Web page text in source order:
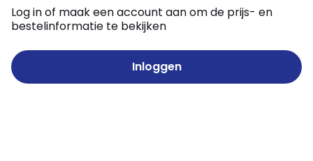
Log in of maak een account aan om de prijs- en
bestelinformatie te bekijken
Inloggen